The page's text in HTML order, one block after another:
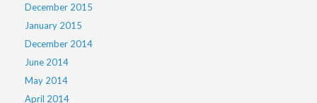
December 2015
January 2015
December 2014
June 2014
May 2014
April 2014